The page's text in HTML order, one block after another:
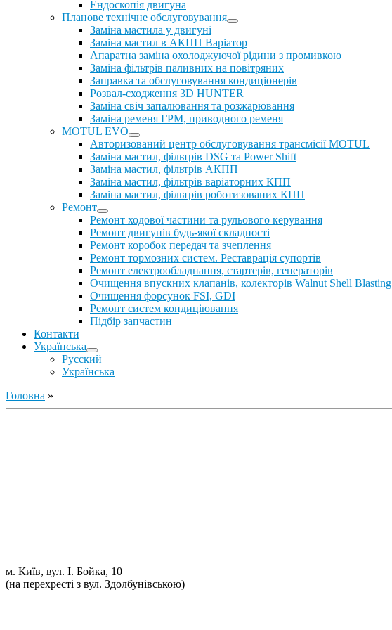
Ендоскопія двигуна
Планове технічне обслуговування
Заміна мастила у двигуні
Заміна мастил в АКПП Варіатор
Апаратна заміна охолоджуючої рідини з промивкою
Заміна фільтрів паливних на повітряних
Заправка та обслуговування кондиціонерів
Розвал-сходження 3D HUNTER
Заміна свіч запалювання та розжарювання
Заміна ременя ГРМ, приводного ременя
MOTUL EVO
Авторизований центр обслуговування трансмісії MOTUL
Заміна мастил, фільтрів DSG та Power Shift
Заміна мастил, фільтрів АКПП
Заміна мастил, фільтрів варіаторних КПП
Заміна мастил, фільтрів роботизованих КПП
Ремонт
Ремонт ходової частини та рульового керування
Ремонт двигунів будь-якої складності
Ремонт коробок передач та зчеплення
Ремонт тормозних систем. Реставрація супортів
Ремонт електрообладнання, стартерів, генераторів
Очищення впускних клапанів, колекторів Walnut Shell Blasting
Очищення форсунок FSI, GDI
Ремонт систем кондиціювання
Підбір запчастин
Контакти
Українська
Русский
Українська
Головна »
м. Київ, вул. І. Бойка, 10
(на перехресті з вул. Здолбунівською)